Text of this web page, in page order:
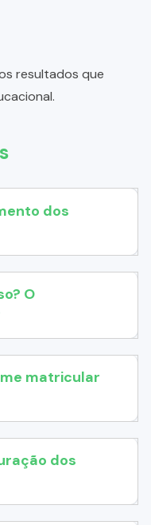
resultados que
dos
O
matricular
dos